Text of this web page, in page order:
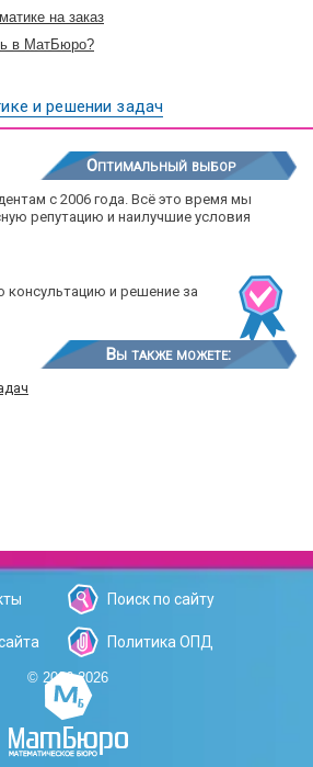
на заказ
в МатБюро?
и решении задач
Оптимальный выбор
с 2006 года. Всё это время мы
репутацию и наилучшие условия
и решение за
Вы также можете:
Поиск по сайту
Политика ОПД
© 2006-2026